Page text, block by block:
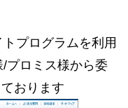
プログラムを利用
プロミス様から委
おります